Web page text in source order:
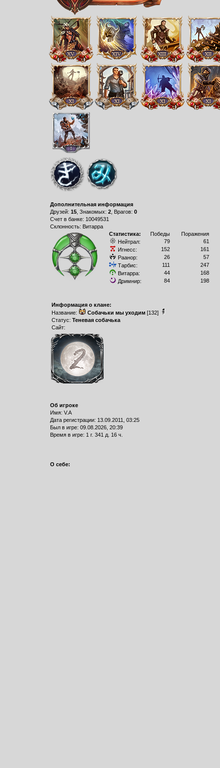
Дополнительная информация
Друзей: 15, Знакомых: 2, Врагов: 0
Счет в банке: 10049531
Склонность: Витарра
Статистика:
Победы
Поражения
Нейтрал:
79
61
Игнесс:
152
161
Раанор:
26
57
Тарбис:
111
247
Витарра:
44
168
Дримнир:
84 198
Информация о клане:
Название:
Собачьки мы уходим[132]
Статус: Теневая собачька
Сайт:
Об игроке
Имя: V.A
Дата регистрации: 13.09.2011, 03:25
Был в игре: 09.08.2026, 20:39
Время в игре: 1 г. 341 д. 16 ч.
О себе: